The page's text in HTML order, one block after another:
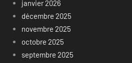
janvier 2026
décembre 2025
novembre 2025
octobre 2025
septembre 2025